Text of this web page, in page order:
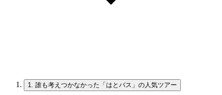
1. 誰も考えつかなかった「はとバス」の人気ツアー